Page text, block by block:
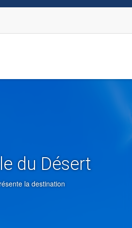
du Désert
la destination